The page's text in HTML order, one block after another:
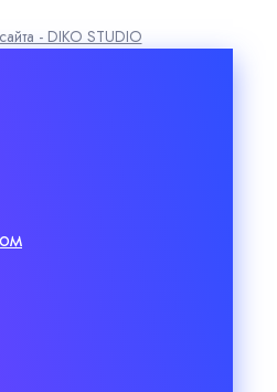
- DIKO STUDIO